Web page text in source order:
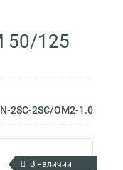
50/125
2SC-2SC/OM2-1.0
В наличии